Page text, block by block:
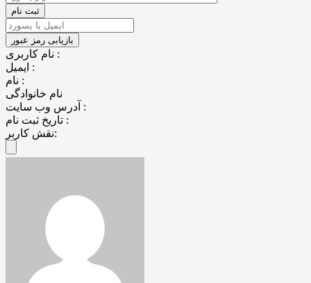
نام کاربری :
ایمیل :
نام :
نام خانوادگی
آدرس وب سایت :
تاریخ ثبت نام :
نقش کاربر: